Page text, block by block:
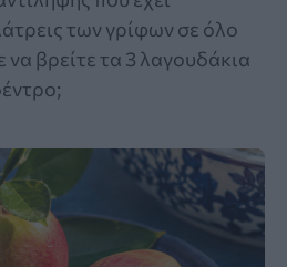
των γρίφων σε όλο
βρείτε τα 3 λαγουδάκια